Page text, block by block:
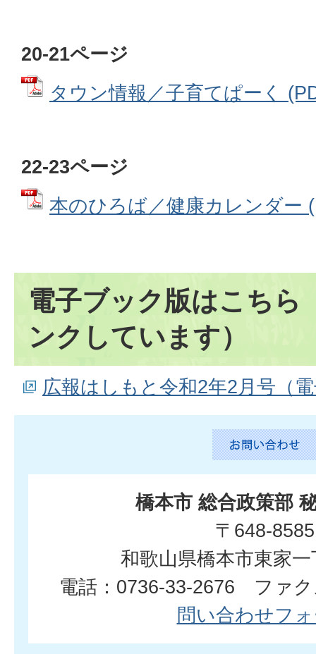
20-21ページ
タウン情報／子育てぱーく
22-23ページ
本のひろば／健康カレンダー
電子ブック版はこちら
ンクしています）
広報はしもと令和2年2月号（
橋本市 総合政策部
〒648-8585
和歌山県橋本市東家
電話：0736-33-2676 ファク
問い合わせフ